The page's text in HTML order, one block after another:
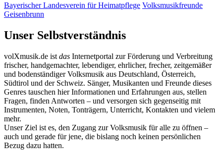
Bayerischer Landesverein für Heimatpflege Volksmusikfreunde
Geisenbrunn
Unser Selbstverständnis
volXmusik.de ist das Internetportal zur Förderung und Verbreitung
frischer, handgemachter, lebendiger, ehrlicher, frecher, zeitgemäßer
und bodenständiger Volksmusik aus Deutschland, Österreich,
Südtirol und der Schweiz. Sänger, Musikanten und Freunde dieses
Genres tauschen hier Informationen und Erfahrungen aus, stellen
Fragen, finden Antworten – und versorgen sich gegenseitig mit
Instrumenten, Noten, Tonträgern, Unterricht, Kontakten und vielem
mehr.
Unser Ziel ist es, den Zugang zur Volksmusik für alle zu öffnen –
auch und gerade für jene, die bislang noch keinen persönlichen
Bezug dazu hatten.